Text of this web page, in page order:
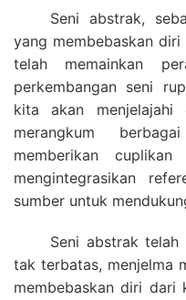
Seni abstrak,
yang membebaskan
telah memainkan
perkembangan seni
kita akan menjelajahi
merangkum
memberikan
mengintegrasikan
sumber untuk
Seni abstrak
tak terbatas, menjelma
membebaskan diri dari